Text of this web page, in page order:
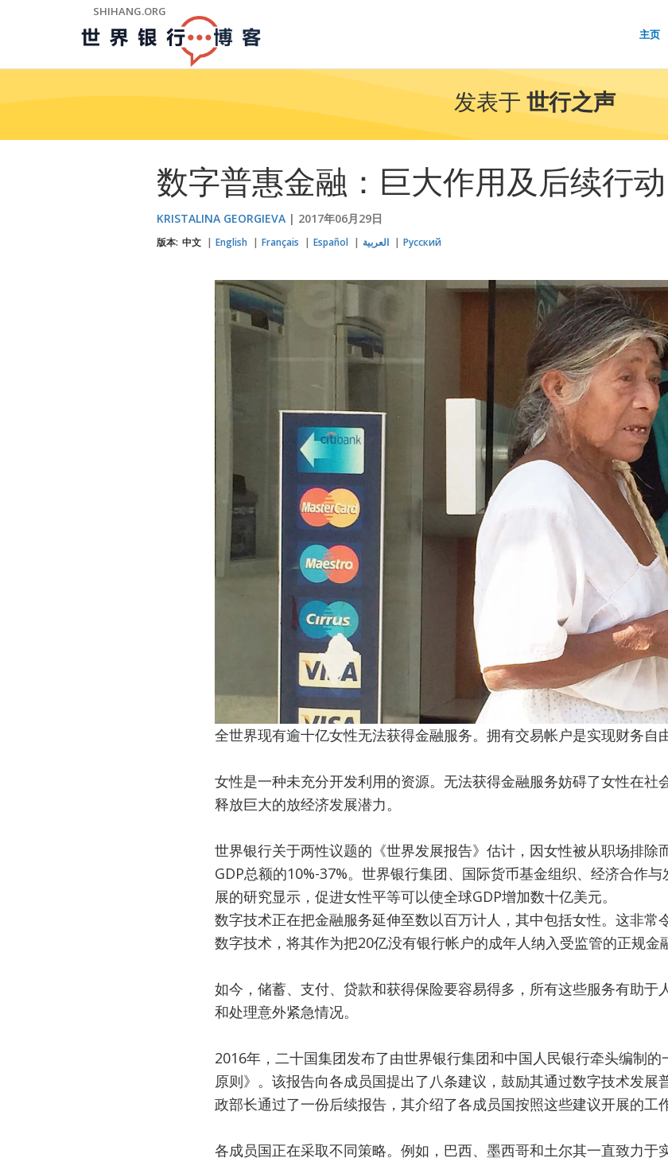
SHIHANG.ORG
主页
发表于 世行之声
数字普惠金融：巨大作用及后续行动
KRISTALINA GEORGIEVA 2017年06月29日
版本: 中文 English Français Español العربية Русский
全世界现有逾十亿女性无法获得金融服务。拥有交易帐户是实现财务自
女性是一种未充分开发利用的资源。无法获得金融服务妨碍了女性在社
释放巨大的放经济发展潜力。
世界银行关于两性议题的《世界发展报告》估计，因女性被从职场排除
GDP总额的10%-37%。世界银行集团、国际货币基金组织、经济合作
展的研究显示，促进女性平等可以使全球GDP增加数十亿美元。
数字技术正在把金融服务延伸至数以百万计人，其中包括女性。这非常
数字技术，将其作为把20亿没有银行帐户的成年人纳入受监管的正规金
如今，储蓄、支付、贷款和获得保险要容易得多，所有这些服务有助于
和处理意外紧急情况。
2016年，二十国集团发布了由世界银行集团和中国人民银行牵头编制
原则》。该报告向各成员国提出了八条建议，鼓励其通过数字技术发展
政部长通过了一份后续报告，其介绍了各成员国按照这些建议开展的工作
各成员国正在采取不同策略。例如，巴西、墨西哥和土尔其一直致力于